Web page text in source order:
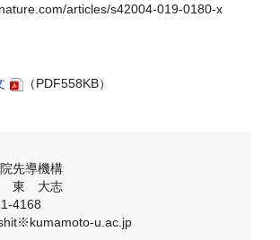
articles/s42004-019-0180-x
（PDF558KB）
先導機構
東 大志
4168
u.ac.jp